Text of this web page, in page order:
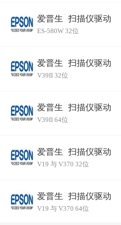
爱普生 扫描仪驱动
ES-580W 32位
爱普生 扫描仪驱动
V39II 32位
爱普生 扫描仪驱动
V39II 64位
爱普生 扫描仪驱动
V19 与 V370 32位
爱普生 扫描仪驱动
V19 与 V370 64位